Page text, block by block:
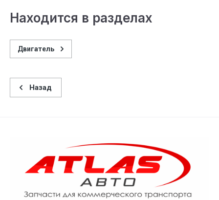
Находится в разделах
Двигатель
Назад